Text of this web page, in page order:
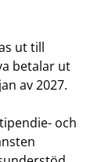
ut till
betalar ut
av 2027.
och